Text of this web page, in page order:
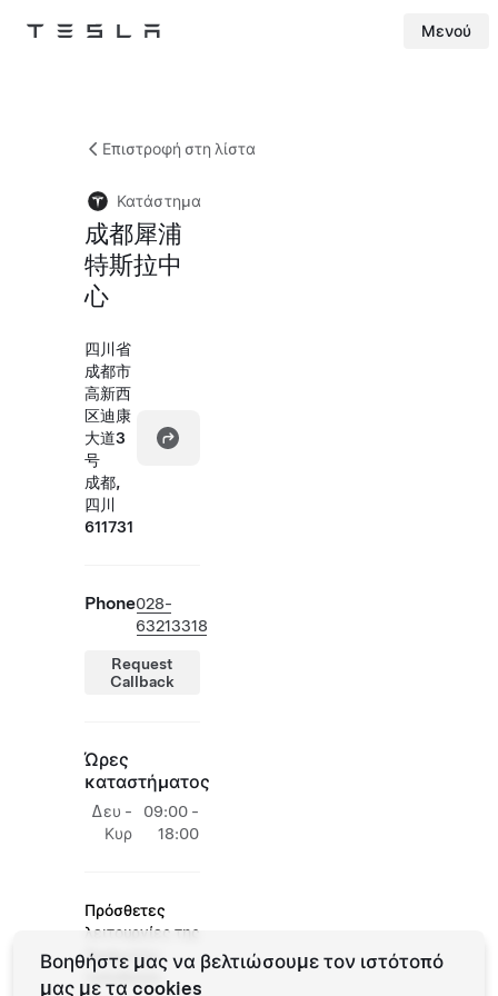
Tesla Μενού
Επιστροφή στη λίστα
Κατάστημα
成都犀浦
特斯拉中
心
四川省
成都市
高新西
区迪康
大道3
号
成都,
四川
611731
Phone028-
63213318
Request
Callback
Ώρες
καταστήματος
Δευ -
Κυρ
09:00 -
18:00
Πρόσθετες
λειτουργίες της
Tesla στην
τοποθεσία
Βοηθήστε μας να βελτιώσουμε τον ιστότοπό
μας με τα cookies